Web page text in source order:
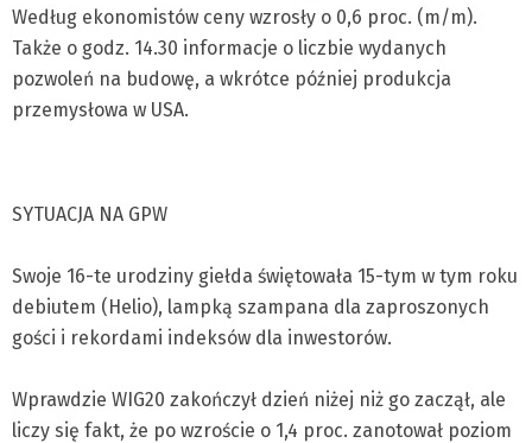
Według ekonomistów ceny wzrosły o 0,6 proc. (m/m).
Także o godz. 14.30 informacje o liczbie wydanych
pozwoleń na budowę, a wkrótce później produkcja
przemysłowa w USA.
SYTUACJA NA GPW
Swoje 16-te urodziny giełda świętowała 15-tym w tym roku
debiutem (Helio), lampką szampana dla zaproszonych
gości i rekordami indeksów dla inwestorów.
Wprawdzie WIG20 zakończył dzień niżej niż go zaczął, ale
liczy się fakt, że po wzroście o 1,4 proc. zanotował poziom